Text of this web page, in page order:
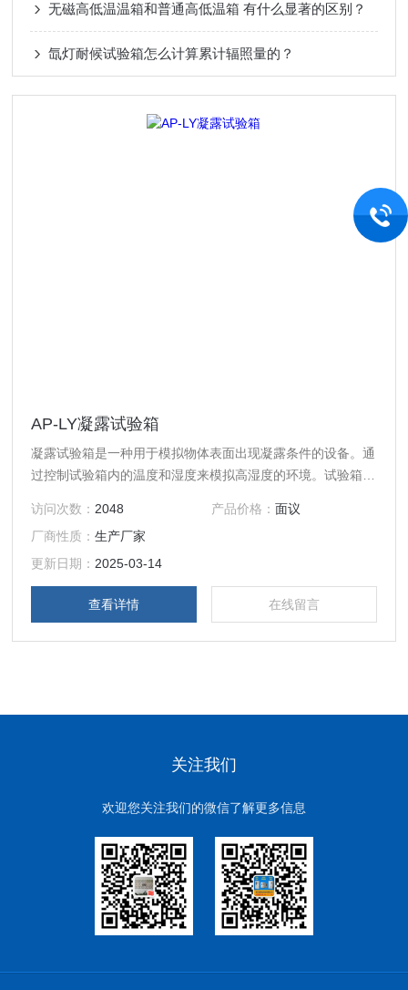
无磁高低温温箱和普通高低温箱 有什么显著的区别？
氙灯耐候试验箱怎么计算累计辐照量的？
AP-LY凝露试验箱
凝露试验箱是一种用于模拟物体表面出现凝露条件的设备。通
过控制试验箱内的温度和湿度来模拟高湿度的环境。试验箱内
表面时，就会产生凝露。利用这种原理来模拟高湿度环境，以
评估产品或材料在潮湿条件下的性能和稳定性。
访问次数： 2048 产品价格： 面议
厂商性质：生产厂家
更新日期： 2025-03-14
查看详情 在线留言
关注我们
欢迎您关注我们的微信了解更多信息